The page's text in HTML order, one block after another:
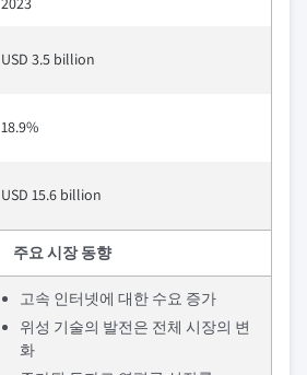
USD 3.5 billion
18.9%
USD 15.6 billion
주요 시장 동향
고속 인터넷에 대한 수요 증가
위성 기술의 발전은 전체 시장의 변
화